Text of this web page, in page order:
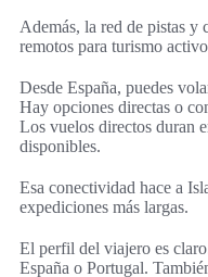
Además, la red de pistas y
remotos para turismo
Desde España, puedes
Hay opciones directas o
Los vuelos directos duran
disponibles.
Esa conectividad hace a
expediciones más largas.
El perfil del viajero es
España o Portugal.